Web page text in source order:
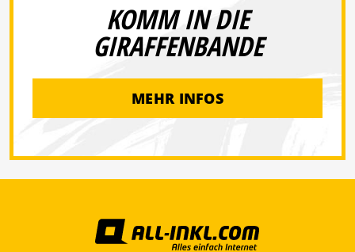
KOMM IN DIE
GIRAFFENBANDE
MEHR INFOS